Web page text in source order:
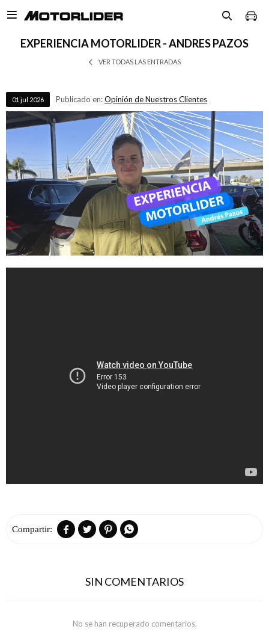

EXPERIENCIA MOTORLIDER - ANDRES PAZOS
VER TODAS LAS ENTRADAS
01 jul 2026 Publicado en:Opinión de Nuestros Clientes
   
SIN COMENTARIOS
No se han recuperado comentarios.